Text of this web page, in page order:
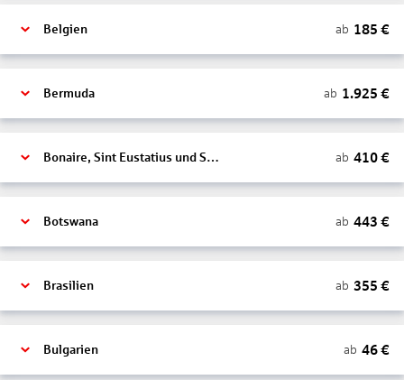
Belgien ab 185 €
Bermuda ab 1.925 €
Bonaire, Sint Eustatius und Saba ab 410€
Botswana ab 443 €
Brasilien ab 355 €
Bulgarien ab 46€